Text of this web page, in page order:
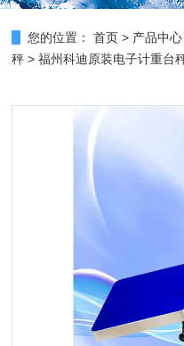
您的位置： 首页 > 产品中心
秤 > 福州科迪原装电子计重台